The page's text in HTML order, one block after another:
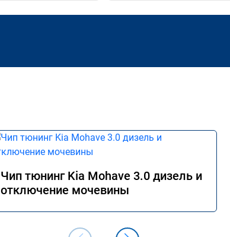
Чип тюнинг Kia Mohave 3.0 дизель и
отключение мочевины